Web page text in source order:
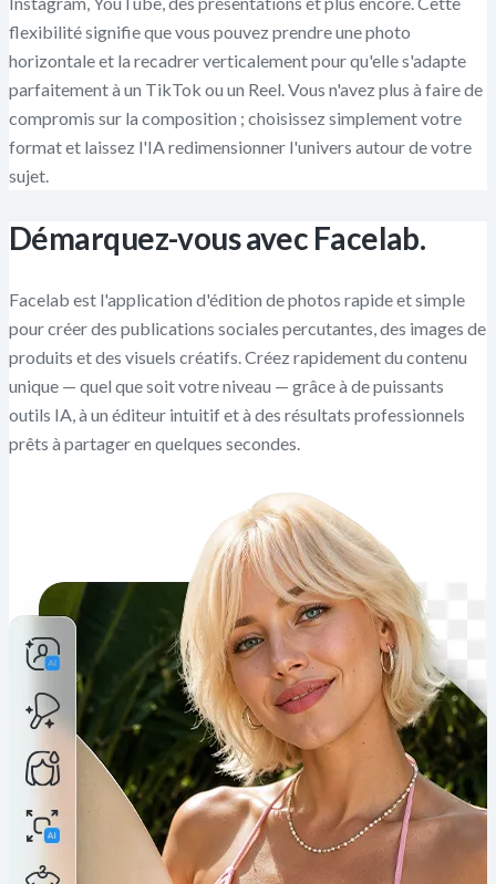
flexibilité signifie que vous pouvez prendre une photo
horizontale et la recadrer verticalement pour qu'elle s'adapte
parfaitement à un TikTok ou un Reel. Vous n'avez plus à faire de
compromis sur la composition ; choisissez simplement votre
format et laissez l'IA redimensionner l'univers autour de votre
sujet.
Démarquez-vous avec Facelab.
Facelab est l'application d'édition de photos rapide et simple
pour créer des publications sociales percutantes, des images de
produits et des visuels créatifs. Créez rapidement du contenu
unique — quel que soit votre niveau — grâce à de puissants
outils IA, à un éditeur intuitif et à des résultats professionnels
prêts à partager en quelques secondes.